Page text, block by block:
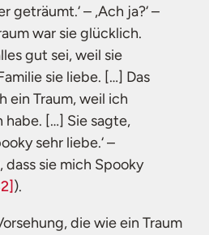
geträumt.‘ – ,Ach ja?‘ –
war sie glücklich.
gut sei, weil sie
sie liebe. […] Das
ein Traum, weil ich
[…] Sie sagte,
sehr liebe.‘ –
dass sie mich Spooky
).
die wie ein Traum